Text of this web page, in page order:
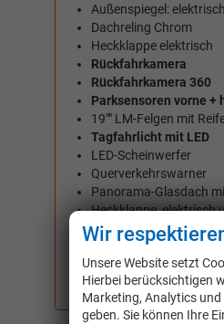
Außenspiegel:
Dachreling Chrom
Heckklappe elektrisch
Rückfahrkamera
Rückfahrkamera 360
Parksensoren vorne +
19"" LM-Felgen mit
Tagfahrlicht mit LED
LED-Scheinwerfer
Querverkehrswarner
Panorama-Glasdach
Heckklappe, elektrisch
Dynamische/
Induktives
Fahrersitz mit
Wir
Unsere Website setzt
Hierbei berücksichtigen
Marketing, Analytics
geben. Sie können Ihre